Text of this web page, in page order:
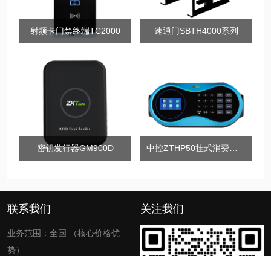
射频卡门禁终端TC2000 速通门SBTH4000系列
密钥发行器GM900D
联系我们
业务范围：全国 （核心价格优
势）
关注我们